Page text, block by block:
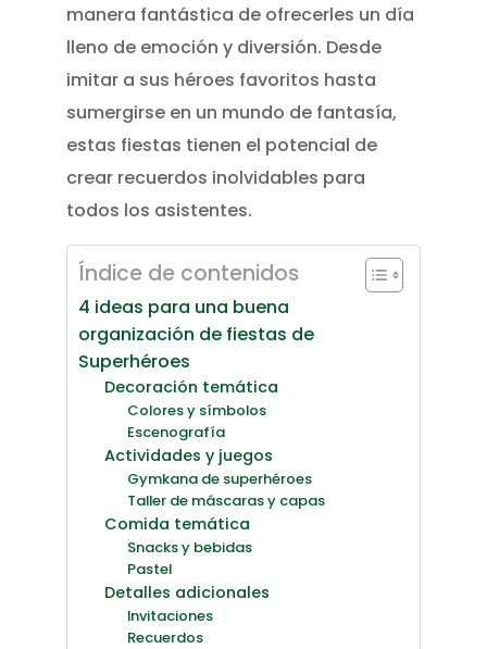
manera fantástica de ofrecerles un día
lleno de emoción y diversión. Desde
imitar a sus héroes favoritos hasta
sumergirse en un mundo de fantasía,
estas fiestas tienen el potencial de
crear recuerdos inolvidables para
todos los asistentes.
Índice de contenidos
4 ideas para una buena
organización de fiestas de
Superhéroes
Decoración temática
Colores y símbolos
Escenografía
Actividades y juegos
Gymkana de superhéroes
Taller de máscaras y capas
Comida temática
Snacks y bebidas
Pastel
Detalles adicionales
Invitaciones
Recuerdos